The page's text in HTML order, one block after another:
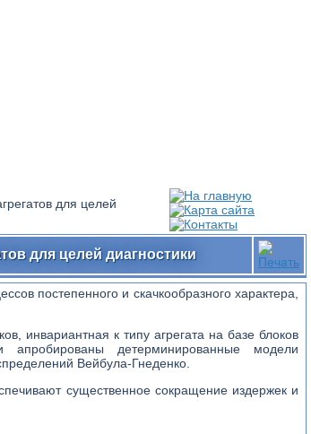
для целей
для целей диагностики
постепенного и скачкообразного характера,
инвариантная к типу агрегата на базе блоков
апробированы детерминированные модели
Вейбула-Гнеденко.
существенное сокращение издержек и